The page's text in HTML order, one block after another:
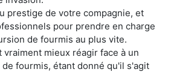
prestige de votre compagnie, et
pour prendre en charge
de fourmis au plus vite.
mieux réagir face à un
fourmis, étant donné qu'il s'agit